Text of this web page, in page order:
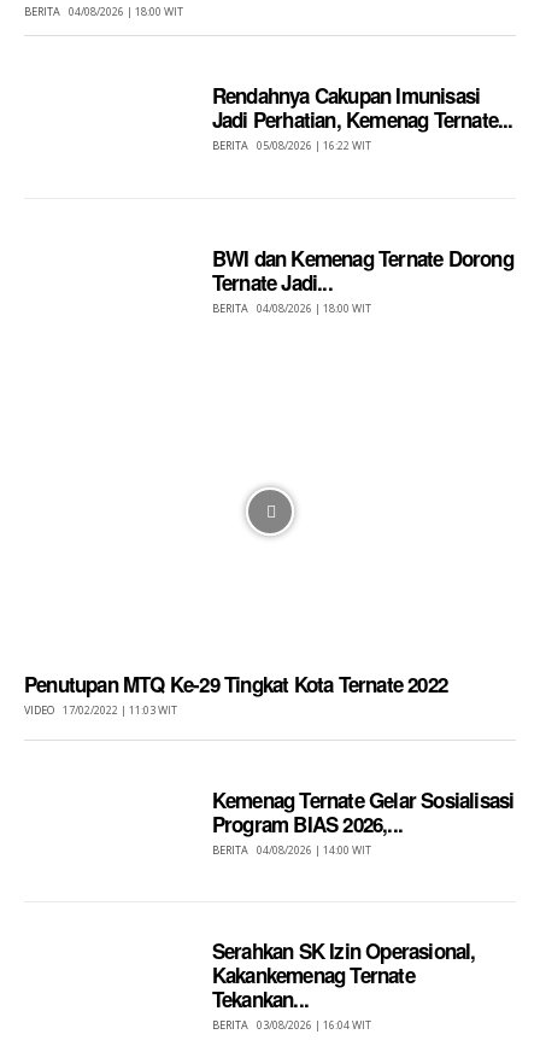
BERITA 04/08/2026 | 18:00 WIT
Rendahnya Cakupan Imunisasi
Jadi Perhatian, Kemenag Ternate...
BERITA 05/08/2026 | 16:22 WIT
BWI dan Kemenag Ternate Dorong
Ternate Jadi...
BERITA 04/08/2026 | 18:00 WIT
Penutupan MTQ Ke-29 Tingkat Kota Ternate 2022
VIDEO 17/02/2022 | 11:03 WIT
Kemenag Ternate Gelar Sosialisasi
Program BIAS 2026,...
BERITA 04/08/2026 | 14:00 WIT
Serahkan SK Izin Operasional,
Kakankemenag Ternate
Tekankan...
BERITA 03/08/2026 | 16:04 WIT